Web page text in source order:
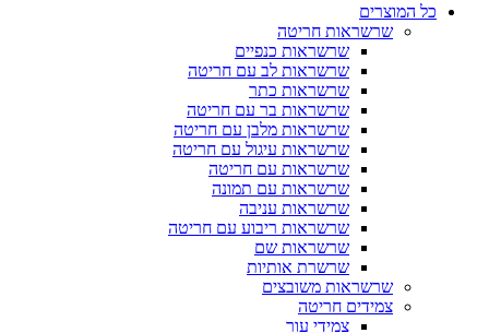
כל המוצרים
שרשראות חריטה
שרשראות כנפיים
שרשראות לב עם חריטה
שרשראות כתר
שרשראות בר עם חריטה
שרשראות מלבן עם חריטה
שרשראות עיגול עם חריטה
שרשראות עם חריטה
שרשראות עם תמונה
שרשראות עניבה
שרשראות ריבוע עם חריטה
שרשראות שם
שרשרת אותיות
שרשראות משובצים
צמידים חריטה
צמידי עור